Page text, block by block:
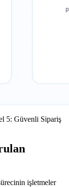
5: Güvenli Sipariş
işletmeler